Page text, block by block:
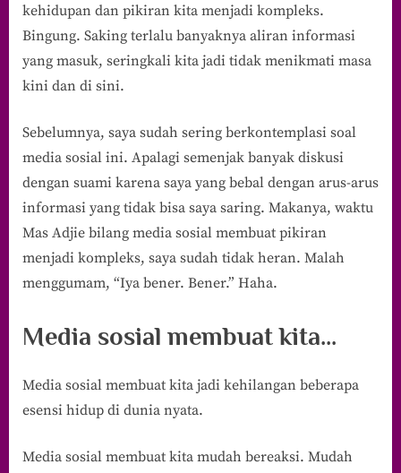
kehidupan dan pikiran kita menjadi kompleks.
Bingung. Saking terlalu banyaknya aliran informasi
yang masuk, seringkali kita jadi tidak menikmati masa
kini dan di sini.
Sebelumnya, saya sudah sering berkontemplasi soal
media sosial ini. Apalagi semenjak banyak diskusi
dengan suami karena saya yang bebal dengan arus-arus
informasi yang tidak bisa saya saring. Makanya, waktu
Mas Adjie bilang media sosial membuat pikiran
menjadi kompleks, saya sudah tidak heran. Malah
menggumam, “Iya bener. Bener.” Haha.
Media sosial membuat kita…
Media sosial membuat kita jadi kehilangan beberapa
esensi hidup di dunia nyata.
Media sosial membuat kita mudah bereaksi. Mudah